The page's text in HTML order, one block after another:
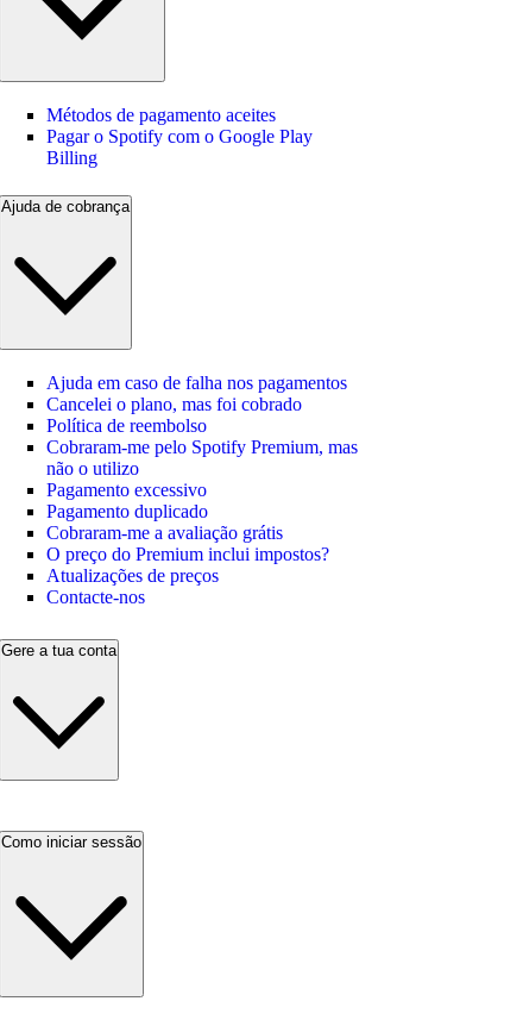
Métodos de pagamento aceites
Pagar o Spotify com o Google Play
Billing
Ajuda de cobrança
Ajuda em caso de falha nos pagamentos
Cancelei o plano, mas foi cobrado
Política de reembolso
Cobraram-me pelo Spotify Premium, mas
não o utilizo
Pagamento excessivo
Pagamento duplicado
Cobraram-me a avaliação grátis
O preço do Premium inclui impostos?
Atualizações de preços
Contacte-nos
Gere a tua conta
Como iniciar sessão